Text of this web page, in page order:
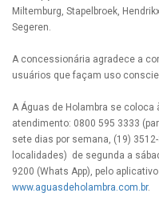
Miltemburg, Stapelbroek,
Segeren.
A concessionária agradece a
usuários que façam uso
A Águas de Holambra se
atendimento: 0800 595 3333
sete dias por semana, (19)
localidades) de segunda a
9200 (Whats App), pelo
www.aguasdeholambra.com.br.